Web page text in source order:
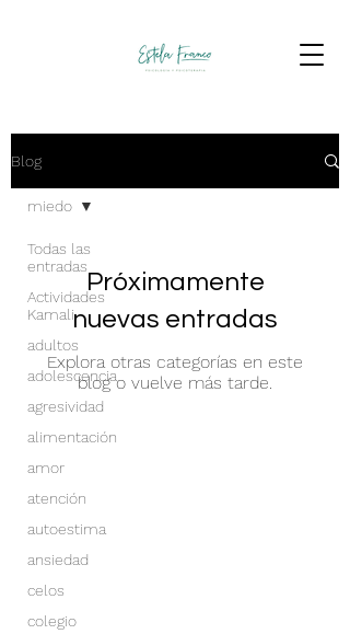
Blog
Todas las
entradas
Actividades
Kamali
adultos
adolescencia
agresividad
alimentación
amor
atención
autoestima
ansiedad
celos
colegio
miedo
Próximamente
nuevas entradas
Explora otras categorías en este
blog o vuelve más tarde.